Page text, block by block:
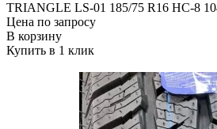
TRIANGLE LS-01 185/75 R16 НС-8
Цена по запросу
В корзину
Купить в 1 клик